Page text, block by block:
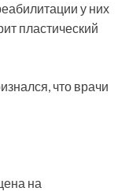
у них
пластический
что врачи
на